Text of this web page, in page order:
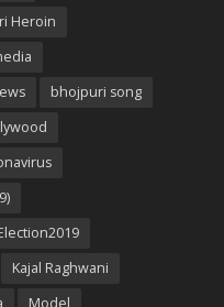
Heroin
bhojpuri song
Kajal Raghwani